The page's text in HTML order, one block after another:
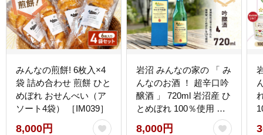
みんなの煎餅! 6枚入×4
袋 詰め合わせ 煎餅 ひと
めぼれ おせんべい（ア
ソート4袋） ［IM039］
8,000円
岩沼 みんなの家の 「 み
んなのお酒 ！ 超辛口吟
醸酒 」 720ml 岩沼産 ひ
とめぼれ 100％使用 日
本酒 ［IM026］
8,000円